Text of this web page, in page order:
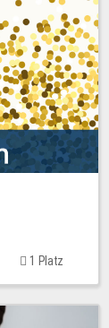
1 Platz